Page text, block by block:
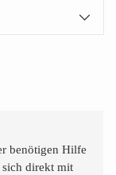
benötigen Hilfe
sich direkt mit